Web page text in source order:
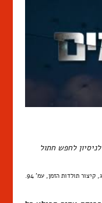
לחפש חתול
קיצור תולדות הזמן, עמ' 94.